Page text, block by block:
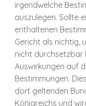
irgendwelche
auszulegen. Sollte
enthaltenen
Gericht als nichtig,
nicht durchsetzbar
Auswirkungen auf
Bestimmungen.
dort geltenden
Königreichs und